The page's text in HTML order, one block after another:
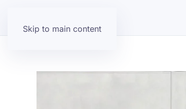
Skip to main content